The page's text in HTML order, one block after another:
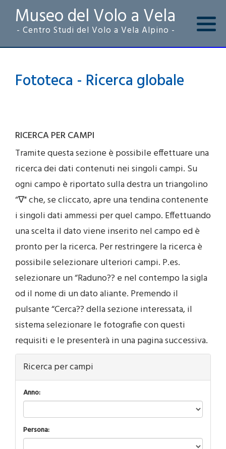
Museo del Volo a Vela
- Centro Studi del Volo a Vela Alpino -
Fototeca - Ricerca globale
RICERCA PER CAMPI
Tramite questa sezione è possibile effettuare una
ricerca dei dati contenuti nei singoli campi. Su
ogni campo è riportato sulla destra un triangolino
“∇" che, se cliccato, apre una tendina contenente
i singoli dati ammessi per quel campo. Effettuando
una scelta il dato viene inserito nel campo ed è
pronto per la ricerca. Per restringere la ricerca è
possibile selezionare ulteriori campi. P.es.
selezionare un “Raduno?? e nel contempo la sigla
od il nome di un dato aliante. Premendo il
pulsante “Cerca?? della sezione interessata, il
sistema selezionare le fotografie con questi
requisiti e le presenterà in una pagina successiva.
Ricerca per campi
Anno:
Persona: